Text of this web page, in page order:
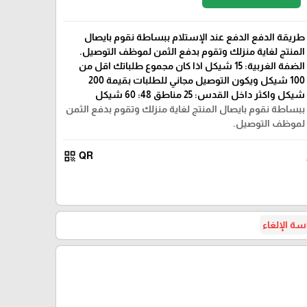
طريقة الدفع الدفع عند الإستلام ببساطة نقوم بايصال
المنتج لغاية منزلك وتقوم بدفع الثمن لموظف التوصيل.
الضفة الغربية: 15 شيكل اذا كان مجموع طلباتك اقل من
100 شيكل ويكون التوصيل مجاني للطلبات بقيمة 200
شيكل واكثر داخل القدس: 25 مناطق 48: 60 شيكل
ببساطة نقوم بايصال المنتج لغاية منزلك وتقوم بدفع الثمن
لموظف التوصيل.
QR
qr_code
الإلغاء